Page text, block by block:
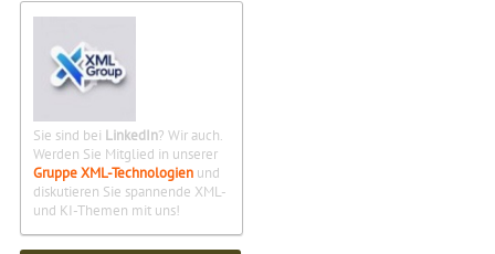
Sie sind bei LinkedIn? Wir auch.
Werden Sie Mitglied in unserer
Gruppe XML-Technologien und
diskutieren Sie spannende XML-
und KI-Themen mit uns!